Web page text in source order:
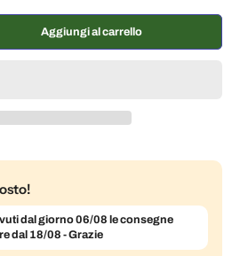
7% di sconto
5% di sconto
€19,48 EUR
Aggiungi al carrello
dal giorno 06/08 le consegne
dal 18/08 - Grazie